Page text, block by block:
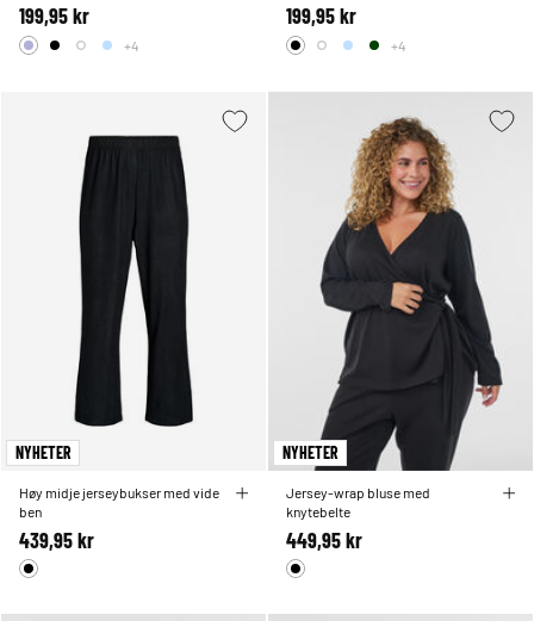
199,95 kr
+4
199,95 kr
+4
NYHETER
Høy midje jerseybukser med vide
ben
439,95 kr
NYHETER
Jersey-wrap bluse med
knytebelte
449,95 kr